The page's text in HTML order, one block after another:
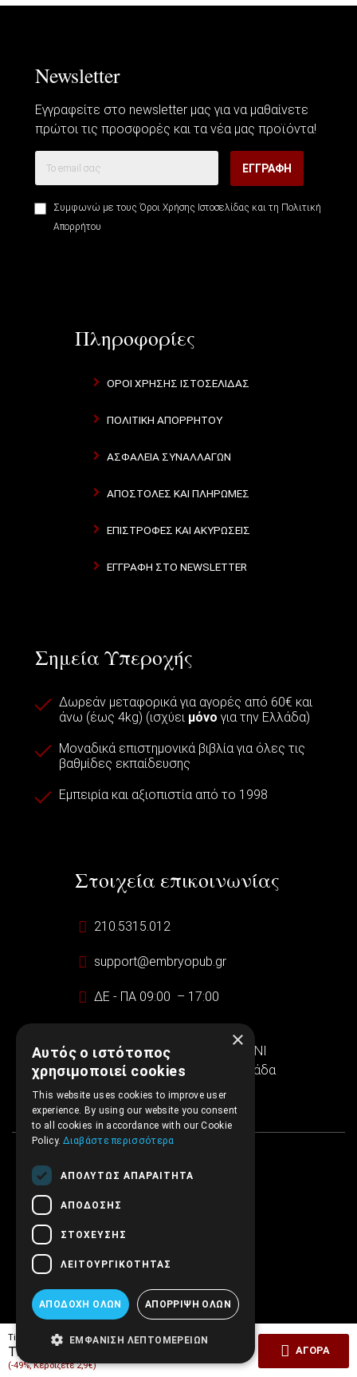
Tiμή Έκδοσης: 5,90€
Τιμή ΕΜΒΡΥΟ:
(-49%, Κερδίζετε 2,9€)
ΑΓΟΡΆ
Newsletter
Εγγραφείτε στο newsletter μας για να μαθαίνετε
πρώτοι τις προσφορές και τα νέα μας προϊόντα!
ΕΓΓΡΑΦΉ
Συμφωνώ με τους Όροι Χρήσης Ιστοσελίδας και τη Πολιτική
Απορρήτου
Πληροφορίες
ΌΡΟΙ ΧΡΉΣΗΣ ΙΣΤΟΣΕΛΊΔΑΣ
ΠΟΛΙΤΙΚΉ ΑΠΟΡΡΉΤΟΥ
ΑΣΦΆΛΕΙΑ ΣΥΝΑΛΛΑΓΏΝ
ΑΠΟΣΤΟΛΈΣ ΚΑΙ ΠΛΗΡΩΜΈΣ
ΕΠΙΣΤΡΟΦΈΣ ΚΑΙ ΑΚΥΡΏΣΕΙΣ
ΕΓΓΡΑΦΉ ΣΤΟ NEWSLETTER
Σημεία Υπεροχής
Δωρεάν μεταφορικά για αγορές από 60€ και
άνω (έως 4kg) (ισχύει μόνο για την Ελλάδα)
Μοναδικά επιστημονικά βιβλία για όλες τις
βαθμίδες εκπαίδευσης
Εμπειρία και αξιοπιστία από το 1998
Στοιχεία επικοινωνίας
210.5315.012
support@embryopub.gr
ΔΕ - ΠΑ 09:00 – 17:00
Εμπορικό κέντρο SINTRIVANI
122 43 Αιγάλεω Αθήνα, Ελλάδα
×
Αυτός ο ιστότοπος
χρησιμοποιεί cookies
This website uses cookies to improve user
experience. By using our website you consent
to all cookies in accordance with our Cookie
Policy.Διαβάστε περισσότερα
ΑΠΟΛΎΤΩΣ ΑΠΑΡΑΊΤΗΤΑ
ΑΠΌΔΟΣΗΣ
ΣΤΌΧΕΥΣΗΣ
ΛΕΙΤΟΥΡΓΙΚΌΤΗΤΑΣ
ΑΠΟΔΟΧΉ ΌΛΩΝ ΑΠΌΡΡΙΨΗ ΌΛΩΝ
ΕΜΦΆΝΙΣΗ ΛΕΠΤΟΜΕΡΕΙΏΝ